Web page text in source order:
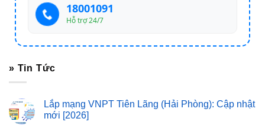
18001091
Hỗ trợ 24/7
» Tin Tức
Lắp mạng VNPT Tiên Lãng (Hải Phòng): Cập nhật
mới [2026]